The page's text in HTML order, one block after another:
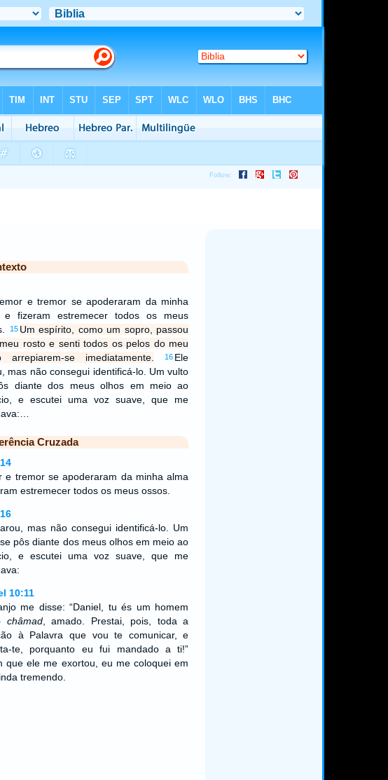
e tremor se apoderaram da minha
e fizeram estremecer todos os meus
15 Um espírito, como um sopro, passou
rosto e senti todos os pelos do meu
arrepiarem-se imediatamente.
16 Ele
mas não consegui identificá-lo. Um vulto
diante dos meus olhos em meio ao
e escutei uma voz suave, que me
Cruzada
e tremor se apoderaram da minha alma
estremecer todos os meus ossos.
mas não consegui identificá-lo. Um
pôs diante dos meus olhos em meio ao
e escutei uma voz suave, que me
10:11
me disse: “Daniel, tu és um homem
châmad, amado. Prestai, pois, toda a
à Palavra que vou te comunicar, e
te, porquanto eu fui mandado a ti!”
que ele me exortou, eu me coloquei em
tremendo.